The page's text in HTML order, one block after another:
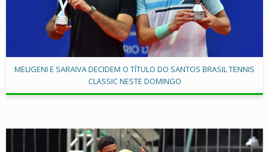
MELIGENI E SARAIVA DECIDEM O TÍTULO DO SANTOS BRASIL TENNIS
CLASSIC NESTE DOMINGO